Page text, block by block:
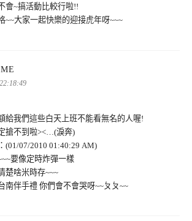
會~搞活動比較行啦!!
~~大家一起快樂的迎接虎年呀~~~
示:
給我們這些白天上班不能看無名的人喔!
搶不到啦><…(淚奔)
(01/07/2010 01:40:29 AM)
要像定時炸彈一樣
楚啥米時存~~~
南伴手禮 你們會不會哭呀~~ㄆㄆ~~